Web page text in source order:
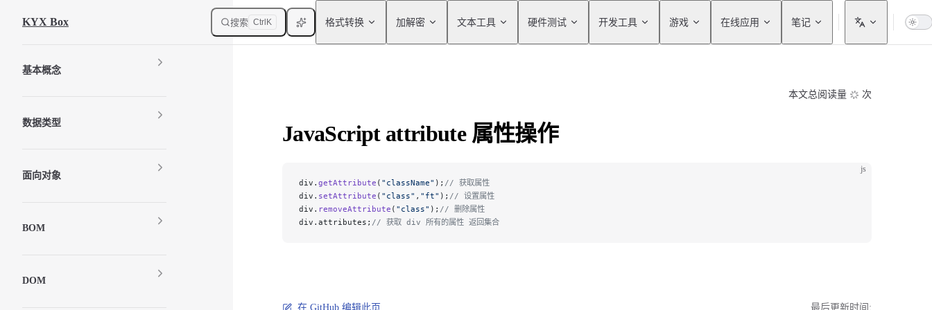
Skip to content
KYX Box 搜索 Ctrl K
Main Navigation
格式转换 加解密 文本工具 硬件测试 开发工具 游戏 在线应用 笔记
基本概念
数据类型
面向对象
BOM
DOM
本文总阅读量 次
JavaScript attribute 属性操作
js
div. getAttribute ( "className" ); // 获取属性
div. setAttribute ( "class" , "ft" ); // 设置属性
div. removeAttribute ( "class" ); // 删除属性
div.attributes; // 获取 div 所有的属性 返回集合
在 GitHub 编辑此页 最后更新时间: